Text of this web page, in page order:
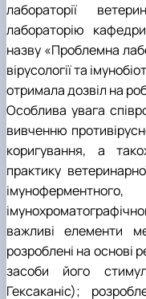
лабораторії
лабораторію
назву «Проблемна
вірусології та
отримала дозвіл на
Особлива увага
вивченню
коригування, а
практику
важливі елементи
розроблені на основі
засоби його
Гексаканіс);